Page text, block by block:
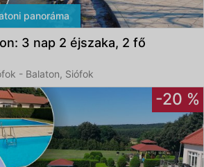
panoráma
3 nap 2 éjszaka, 2 fő
- Balaton, Siófok
-20 %